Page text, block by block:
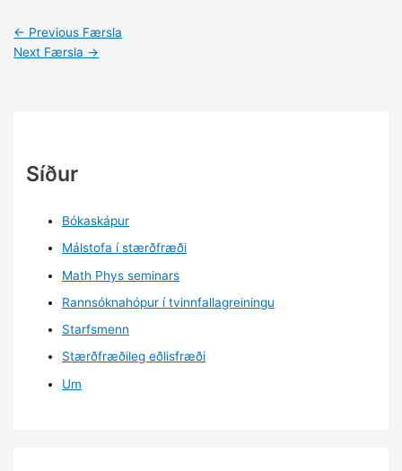
← Previous Færsla
Next Færsla →
Síður
Bókaskápur
Málstofa í stærðfræði
Math Phys seminars
Rannsóknahópur í tvinnfallagreiningu
Starfsmenn
Stærðfræðileg eðlisfræði
Um